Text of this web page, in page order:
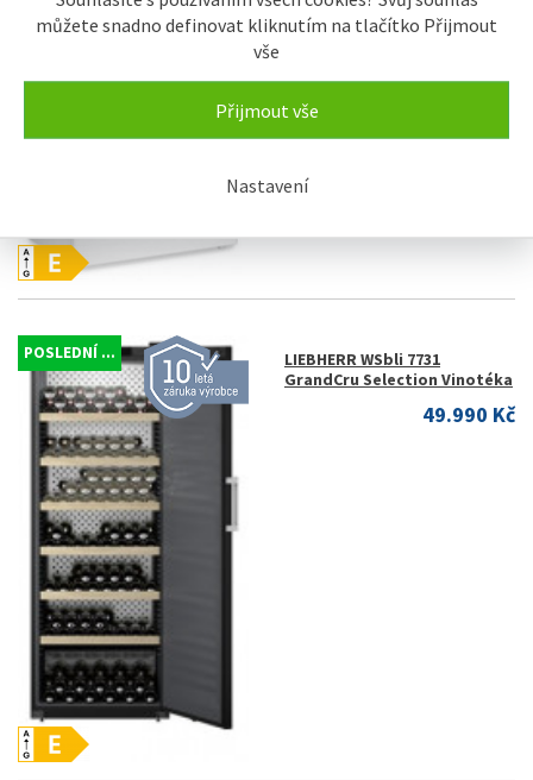
můžete snadno definovat kliknutím na tlačítko Přijmout
vše
Přijmout vše
Nastavení
AKCE
LIEBHERR CFe 1870 Pure
17.490 Kč
POSLEDNÍ ...
LIEBHERR WSbli 7731
GrandCru Selection Vinotéka
49.990 Kč